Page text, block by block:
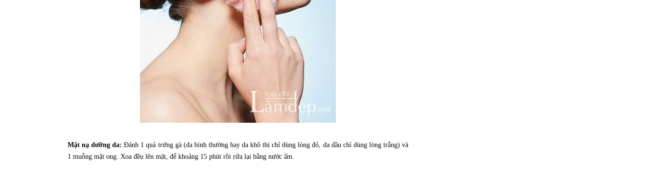
Mặt nạ dưỡng da: Đánh 1 quả trứng gà (da bình thường hay da khô thì chỉ dùng lòng đỏ, da dầu chỉ dùng lòng trắng) và
1 muỗng mật ong. Xoa đều lên mặt, để khoảng 15 phút rồi rửa lại bằng nước ấm.